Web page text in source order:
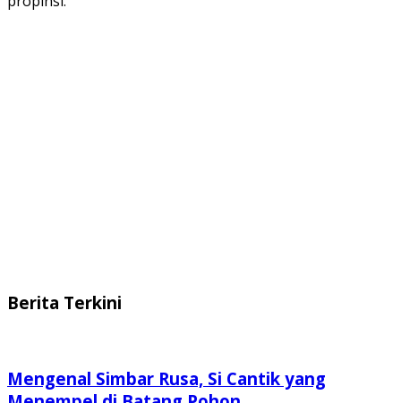
Berita Terkini
Mengenal Simbar Rusa, Si Cantik yang